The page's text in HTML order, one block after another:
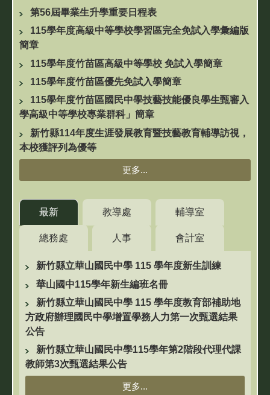
第56屆畢業生升學重要日程表
115學年度高級中等學校學習區完全免試入學彙編版
簡章
115學年度竹苗區高級中等學校 免試入學簡章
115學年度竹苗區優先免試入學簡章
115學年度竹苗區國民中學技藝技能優良學生甄審入
學高級中等學校專業群科」簡章
新竹縣114年度生涯發展教育暨技藝教育輔導訪視，
本校獲評列為優等
更多...
最新 教導處 輔導室
總務處 人事 會計室
新竹縣立華山國民中學 115 學年度新生訓練
華山國中115學年新生編班名冊
新竹縣立華山國民中學 115 學年度教育部補助地
方政府辦理國民中學增置學務人力第一次甄選結果
公告
新竹縣立華山國民中學115學年第2階段代理代課
教師第3次甄選結果公告
更多...